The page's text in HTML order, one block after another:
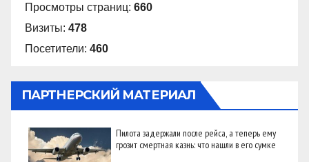
Просмотры страниц: 660
Визиты: 478
Посетители: 460
ПАРТНЕРСКИЙ МАТЕРИАЛ
Пилота задержали после рейса, а теперь ему
грозит смертная казнь: что нашли в его сумке